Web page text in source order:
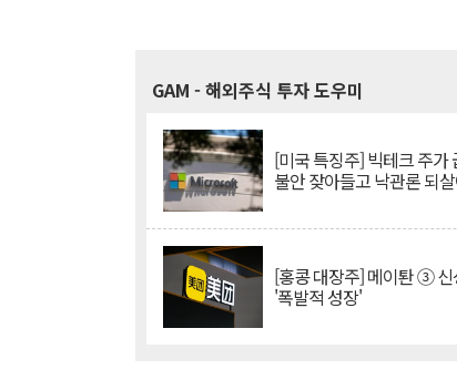
GAM - 해외주식 투자 도우미
[미국 특징주] 빅테크 주가
불안 잦아들고 낙관론 되
[홍콩 대장주] 메이퇀 ③ 신
'폭발적 성장'